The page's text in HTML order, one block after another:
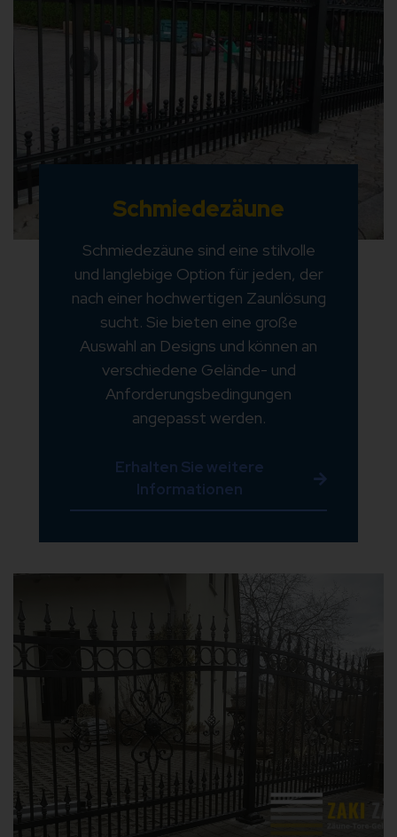
Schmiedezäune
Schmiedezäune sind eine stilvolle
und langlebige Option für jeden, der
nach einer hochwertigen Zaunlösung
sucht. Sie bieten eine große
Auswahl an Designs und können an
verschiedene Gelände- und
Anforderungsbedingungen
angepasst werden.
Erhalten Sie weitere
Informationen